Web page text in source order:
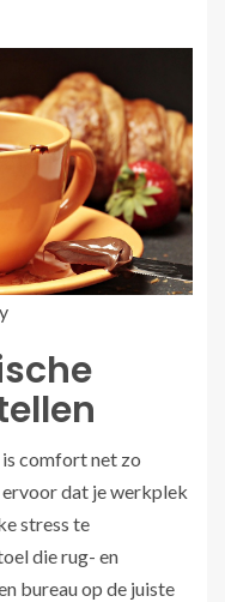
comfort net zo
dat je werkplek
stress te
die rug- en
bureau op de juiste